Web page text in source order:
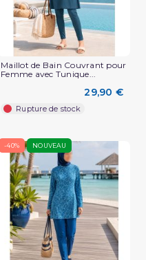
Maillot de Bain Couvrant pour
Femme avec Tunique...
29,90 €
Rupture de stock
-40% NOUVEAU